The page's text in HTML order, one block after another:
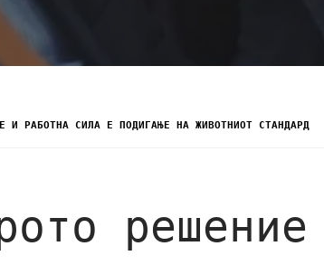
И РАБОТНА СИЛА Е ПОДИГАЊЕ НА ЖИВОТНИОТ СТАНДАРД
решение